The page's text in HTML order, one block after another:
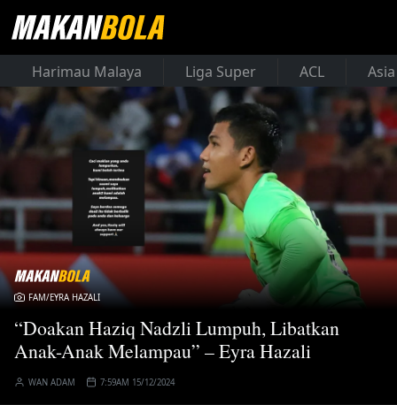
Harimau Malaya Liga Super ACL
FAM/EYRA HAZALI
“Doakan Haziq Nadzli Lumpuh, Libatkan
Anak-Anak Melampau” – Eyra Hazali
WAN ADAM 7:59AM 15/12/2024